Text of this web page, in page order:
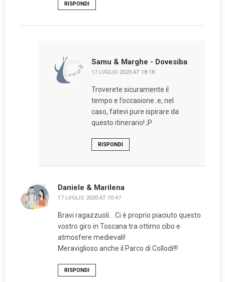
RISPONDI
Samu & Marghe - Dovesiba
17 LUGLIO 2020 AT 18:18
Troverete sicuramente il
tempo e l’occasione..e, nel
caso, fatevi pure ispirare da
questo itinerario! ;P
RISPONDI
Daniele & Marilena
17 LUGLIO 2020 AT 10:47
Bravi ragazzuoli… Ci è proprio piaciuto questo
vostro giro in Toscana tra ottimo cibo e
atmosfere medievali!
Meraviglioso anche il Parco di Collodi!!!
RISPONDI